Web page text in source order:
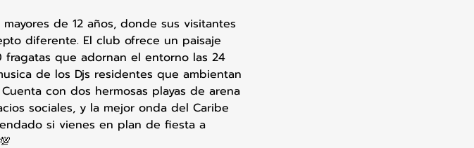
de 12 años, donde sus visitantes
diferente. El club ofrece un paisaje
que adornan el entorno las 24
de los Djs residentes que ambientan
con dos hermosas playas de arena
sociales, y la mejor onda del Caribe
si vienes en plan de fiesta a